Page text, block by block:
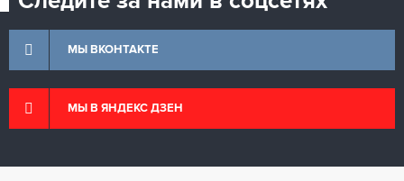
МЫ ВКОНТАКТЕ
МЫ В ЯНДЕКС ДЗЕН